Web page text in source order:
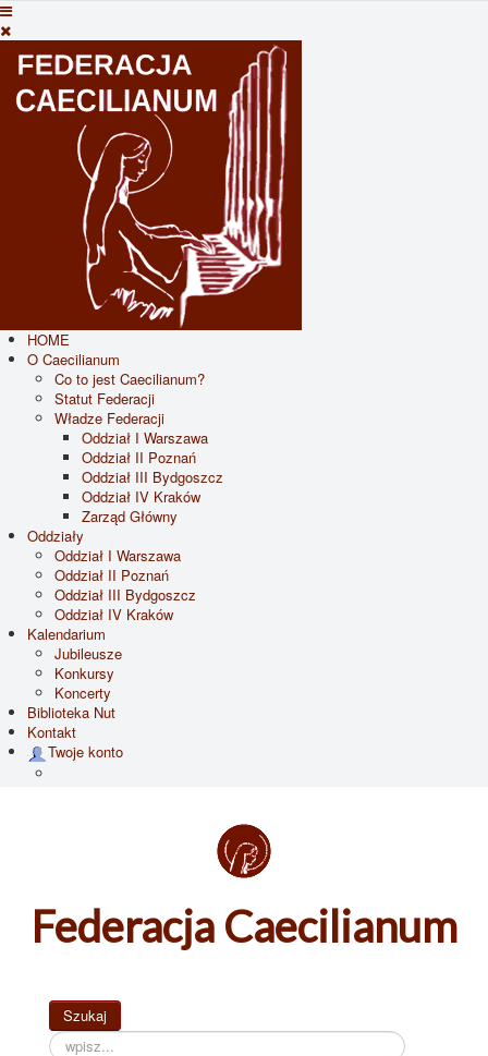
HOME
O Caecilianum
Co to jest Caecilianum?
Statut Federacji
Władze Federacji
Oddział I Warszawa
Oddział II Poznań
Oddział III Bydgoszcz
Oddział IV Kraków
Zarząd Główny
Oddziały
Oddział I Warszawa
Oddział II Poznań
Oddział III Bydgoszcz
Oddział IV Kraków
Kalendarium
Jubileusze
Konkursy
Koncerty
Biblioteka Nut
Kontakt
Twoje konto
Federacja Caecilianum
Szukaj